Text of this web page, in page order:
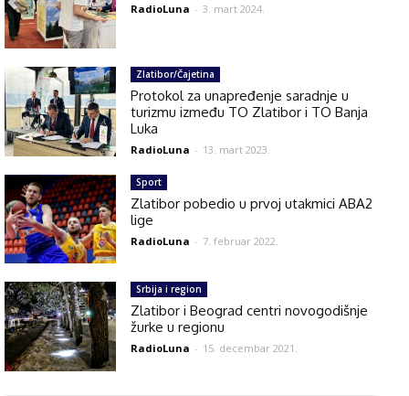
RadioLuna - 3. mart 2024.
Zlatibor/Čajetina
Protokol za unapređenje saradnje u
turizmu između TO Zlatibor i TO Banja
Luka
RadioLuna - 13. mart 2023.
Sport
Zlatibor pobedio u prvoj utakmici ABA2
lige
RadioLuna - 7. februar 2022.
Srbija i region
Zlatibor i Beograd centri novogodišnje
žurke u regionu
RadioLuna - 15. decembar 2021.